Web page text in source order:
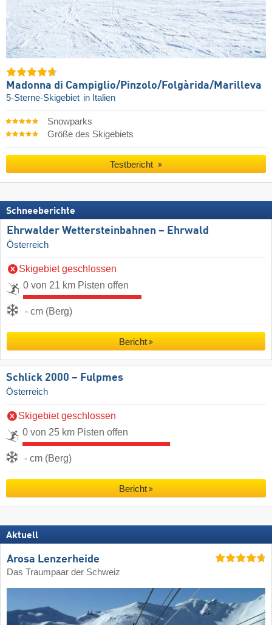
Madonna di Campiglio/​Pinzolo/​Folgàrida/​Marilleva
5-Sterne-Skigebiet in Italien
Snowparks
Größe des Skigebiets
Testbericht
Schneeberichte
Ehrwalder Wettersteinbahnen – Ehrwald
Österreich
Skigebiet geschlossen
0 von 21 km Pisten offen
- cm (Berg)
Bericht
Schlick 2000 – Fulpmes
Österreich
Skigebiet geschlossen
0 von 25 km Pisten offen
- cm (Berg)
Bericht
Aktuell
Arosa Lenzerheide
Das Traumpaar der Schweiz